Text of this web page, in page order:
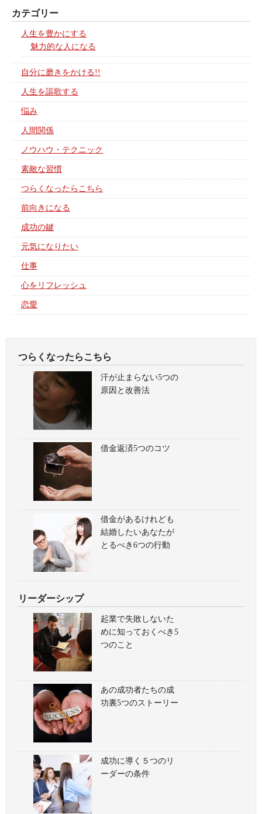
カテゴリー
人生を豊かにする
魅力的な人になる
自分に磨きをかける!!
人生を謳歌する
悩み
人間関係
ノウハウ・テクニック
素敵な習慣
つらくなったらこちら
前向きになる
成功の鍵
元気になりたい
仕事
心をリフレッシュ
恋愛
つらくなったらこちら
汗が止まらない5つの
原因と改善法
借金返済5つのコツ
借金があるけれども
結婚したいあなたが
とるべき6つの行動
リーダーシップ
起業で失敗しないた
めに知っておくべき5
つのこと
あの成功者たちの成
功裏5つのストーリー
成功に導く５つのリ
ーダーの条件